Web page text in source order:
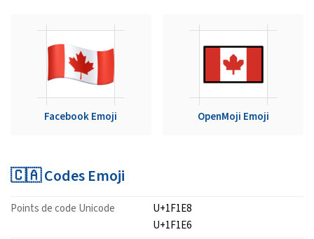
Facebook Emoji OpenMoji Emoji
🇨🇦 Codes Emoji
Points de code Unicode
U+1F1E8
U+1F1E6